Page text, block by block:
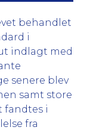
behandlet
i
indlagt med
senere blev
samt store
fandtes i
fra